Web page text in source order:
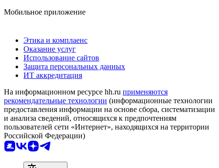
Мобильное приложение
Этика и комплаенс
Оказание услуг
Использование сайтов
Защита персональных данных
ИТ аккредитация
На информационном ресурсе hh.ru применяются
рекомендательные технологии (информационные технологии
предоставления информации на основе сбора, систематизации
и анализа сведений, относящихся к предпочтениям
пользователей сети «Интернет», находящихся на территории
Российской Федерации)